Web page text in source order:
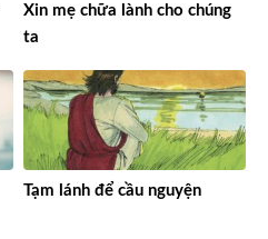
Xin mẹ chữa lành cho chúng
ta
Tạm lánh để cầu nguyện